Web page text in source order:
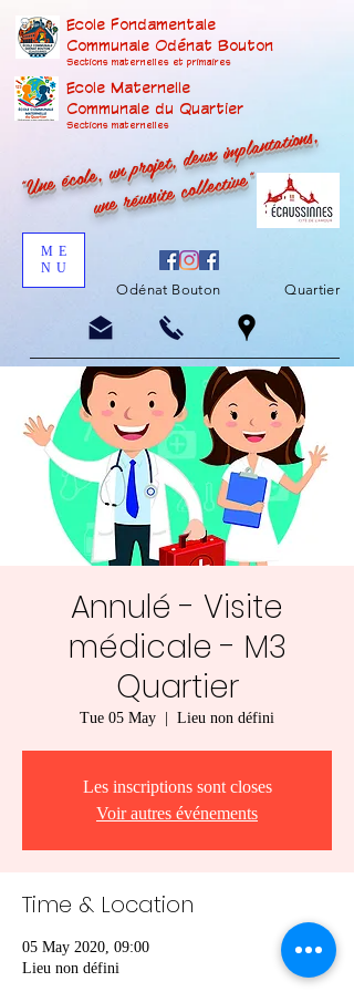
Ecole Fondamentale
Communale Odénat Bouton
Sections maternelles et primaires
Ecole Maternelle
Communale du Quartier
Sections maternelles
"Une école, un projet, deux implantations,
une réussite collective"
ME
NU
Odénat Bouton Quartier
Annulé - Visite
médicale - M3
Quartier
Tue 05 May Lieu non défini
Les inscriptions sont closes
Voir autres événements
Time & Location
05 May 2020, 09:00
Lieu non défini